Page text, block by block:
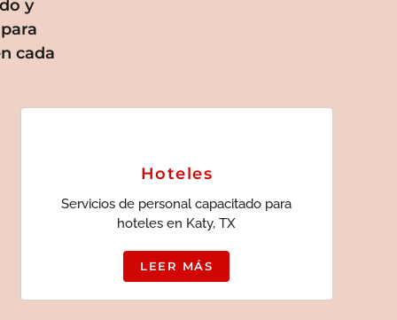
y
cada
Hoteles
Servicios de personal capacitado para
hoteles en Katy, TX
LEER MÁS